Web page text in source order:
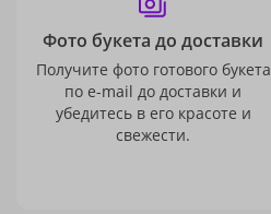
Фото букета до доставки
Получите фото готового букета
по e-mail до доставки и
убедитесь в его красоте и
свежести.